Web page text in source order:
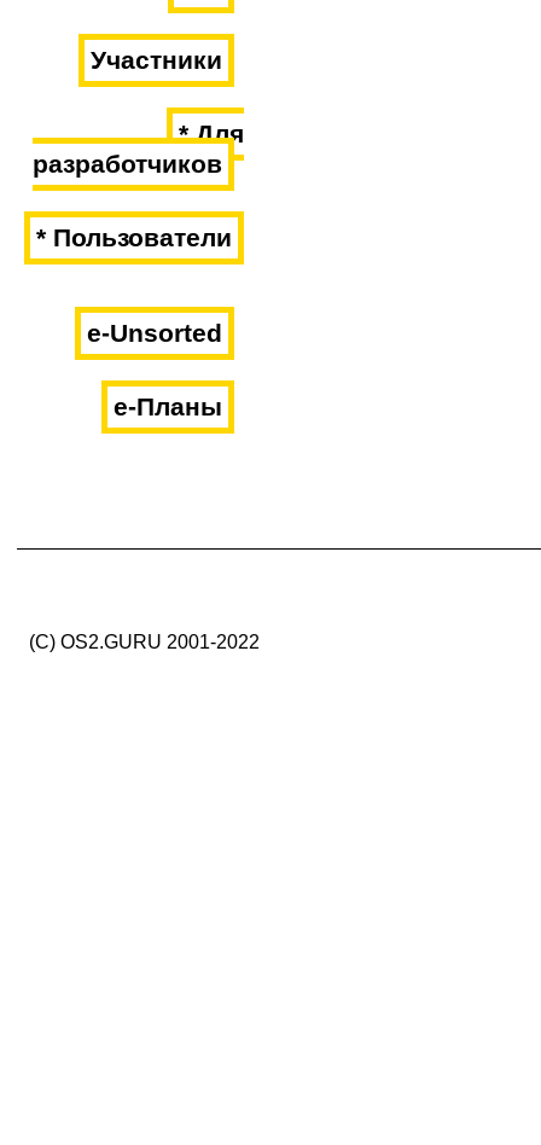
Участники
* Для
разработчиков
* Пользователи
e-Unsorted
e-Планы
(C) OS2.GURU 2001-2022